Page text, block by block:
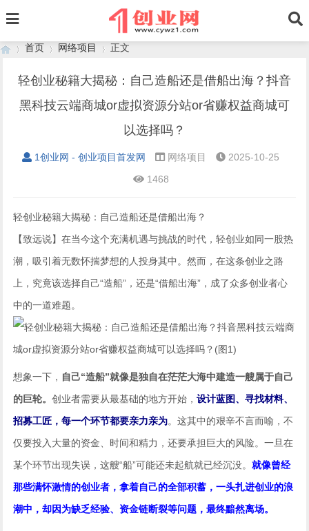
首页
›
网络项目
›
正文
轻创业秘籍大揭秘：自己造船还是借船出海？抖音
黑科技云端商城or虚拟资源分站or省赚权益商城可
以选择吗？
1创业网 - 创业项目首发网 网络项目
2025-10-25
1468
轻创业秘籍大揭秘：自己造船还是借船出海？
【致远说】在当今这个充满机遇与挑战的时代，轻创业如同一股热
潮，吸引着无数怀揣梦想的人投身其中。然而，在这条创业之路
上，究竟该选择自己“造船”，还是“借船出海”，成了众多创业者心
中的一道难题。
想象一下， 自己“造船”就像是独自在茫茫大海中建造一艘属于自己
的巨轮。创业者需要从最基础的地方开始，设计蓝图、寻找材料、
招募工匠，每一个环节都要亲力亲为。这其中的艰辛不言而喻，不
仅要投入大量的资金、时间和精力，还要承担巨大的风险。一旦在
某个环节出现失误，这艘“船”可能还未起航就已经沉没。就像曾经
那些满怀激情的创业者，拿着自己的全部积蓄，一头扎进创业的浪
潮中，却因为缺乏经验、资金链断裂等问题，最终黯然离场。